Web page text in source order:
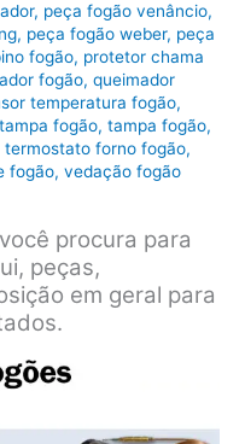
, peça fogão venâncio,
, peça fogão weber, peça
fogão, protetor chama
fogão,queimador
temperatura fogão,
fogão,tampa fogão,
termostato forno fogão,
fogão,vedação fogão
procura para
peças,
em geral para